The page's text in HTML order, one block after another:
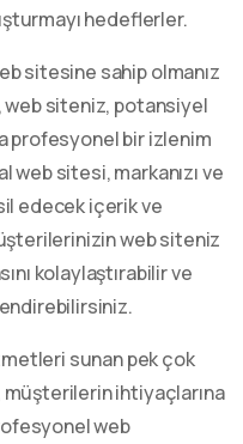
hedeflerler.
sitesine sahip olmanız
web siteniz, potansiyel
profesyonel bir izlenim
sitesi, markanızı ve
edecek içerik ve
web siteniz
kolaylaştırabilir ve
sunan pek çok
müşterilerin ihtiyaçlarına
web